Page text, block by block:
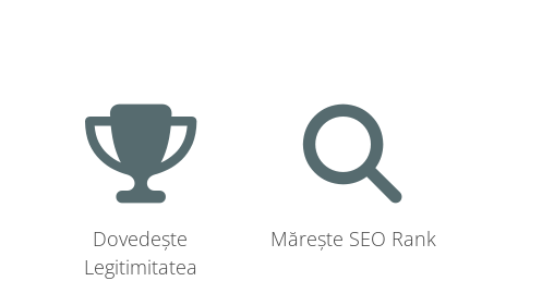
Dovedește
Legitimitatea
Mărește SEO Rank